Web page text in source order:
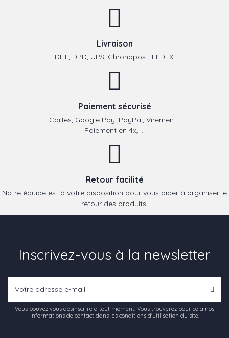
Livraison
DHL, DPD, UPS, Chronopost, FEDEX.
Paiement sécurisé
Cartes, Google Pay, PayPal, Virement,
Paiement en 4x, ...
Retour facilité
Notre équipe est à votre disposition pour vous aider à organiser le
retour des produits.
Inscrivez-vous à la newsletter
Vous pouvez vous désinscrire à tout moment. Vous trouverez pour cela nos
informations de contact dans les conditions d'utilisation du site.